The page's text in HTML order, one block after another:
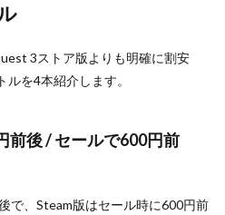
3ストア版よりも明確に割安
を4本紹介します。
前後 / セールで600円前
で、Steam版はセール時に600円前